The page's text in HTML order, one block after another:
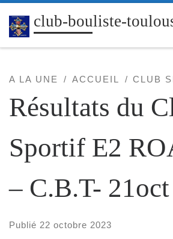
Passer au contenu
club-bouliste-
A LA UNE ACCUEIL CLUB
Résultats du
Sportif E2
– C.B.T-
Publié 22 octobre 2023